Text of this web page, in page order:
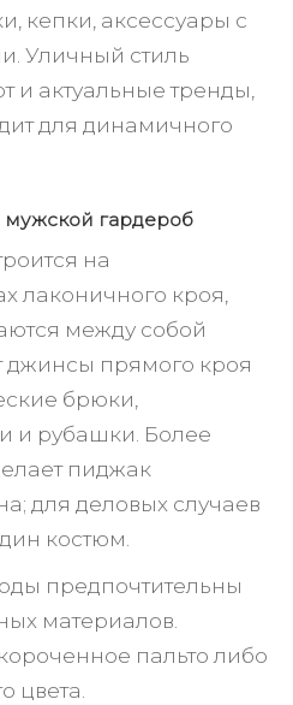
кепки, аксессуары с
Уличный стиль
и актуальные тренды,
для динамичного
мужской гардероб
на
лаконичного кроя,
между собой
джинсы прямого кроя
брюки,
и рубашки. Более
пиджак
для деловых случаев
костюм.
предпочтительны
материалов.
пальто либо
цвета.